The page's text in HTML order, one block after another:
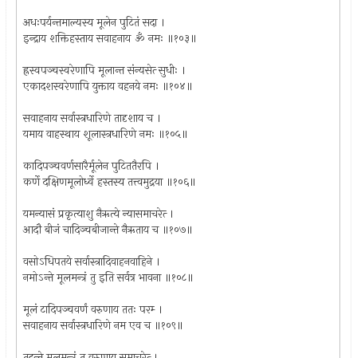
अधःपर्यन्तमाल्यस्य मूलेन पुटितं सदा ।
इन्द्राय शक्तिहस्ताय सवाहनाय ॐ नमः ॥१०३॥
ह्रस्वपञ्चस्वरेणापि मूलान्त संन्यसेत्‍ सुधीः ।
एकादशस्वरेणापि युक्ताय वहनये नमः ॥१०४॥
सवाहनाय सर्वास्त्रधारिणे तादृशाय च ।
यमाय वाहस्थाय शूलास्त्रधारिणे नमः ॥१०५॥
कादिपञ्चवर्णसारैर्मूलेन पुटिततैरपि ।
कर्णे दक्षिणमूलोर्ध्वे हस्तस्य तत्त्वमुद्रया ॥१०६॥
यमन्यासं प्रकृत्याशु नैऋत्ये न्यासमाचरेत्‍ ।
आदौ बीजं चादिञ्चबीजान्ते नैऋताय च ॥१०७॥
वसोऽधिपतये सर्वास्त्रादिवाहनवाहिने ।
नमोऽन्ते मूलमन्त्रं तु इति सर्वत्र भावना ॥१०८॥
मूलं टादिपञ्चवर्णं वरुणाय ततः परम्‍ ।
सवाहनाय सर्वास्त्रधारिणे नम एव च ॥१०९॥